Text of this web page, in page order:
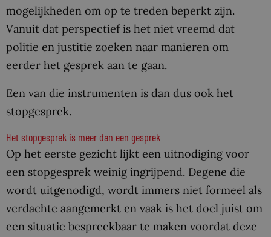
mogelijkheden om op te treden beperkt zijn.
Vanuit dat perspectief is het niet vreemd dat
politie en justitie zoeken naar manieren om
eerder het gesprek aan te gaan.
Een van die instrumenten is dan dus ook het
stopgesprek.
Het stopgesprek is meer dan een gesprek
Op het eerste gezicht lijkt een uitnodiging voor
een stopgesprek weinig ingrijpend. Degene die
wordt uitgenodigd, wordt immers niet formeel als
verdachte aangemerkt en vaak is het doel juist om
een situatie bespreekbaar te maken voordat deze